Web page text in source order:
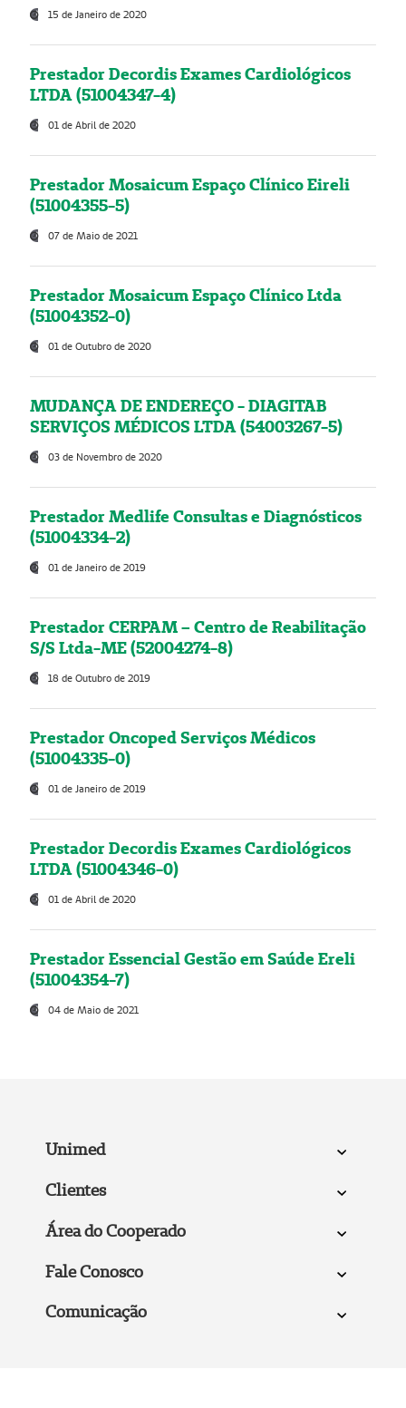
15 de Janeiro de 2020
Prestador Decordis Exames Cardiológicos
LTDA (51004347-4)
01 de Abril de 2020
Prestador Mosaicum Espaço Clínico Eireli
(51004355-5)
07 de Maio de 2021
Prestador Mosaicum Espaço Clínico Ltda
(51004352-0)
01 de Outubro de 2020
MUDANÇA DE ENDEREÇO - DIAGITAB
SERVIÇOS MÉDICOS LTDA (54003267-5)
03 de Novembro de 2020
Prestador Medlife Consultas e Diagnósticos
(51004334-2)
01 de Janeiro de 2019
Prestador CERPAM – Centro de Reabilitação
S/S Ltda-ME (52004274-8)
18 de Outubro de 2019
Prestador Oncoped Serviços Médicos
(51004335-0)
01 de Janeiro de 2019
Prestador Decordis Exames Cardiológicos
LTDA (51004346-0)
01 de Abril de 2020
Prestador Essencial Gestão em Saúde Ereli
(51004354-7)
04 de Maio de 2021
Unimed
Clientes
Área do Cooperado
Fale Conosco
Comunicação